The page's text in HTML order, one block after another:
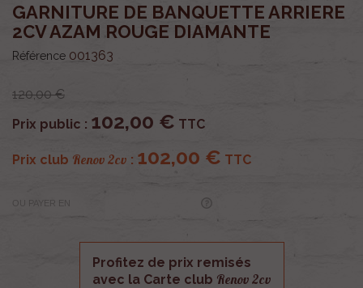
GARNITURE DE BANQUETTE ARRIERE
2CV AZAM ROUGE DIAMANTE
Référence 001363
120,00 €
Prix public : 102,00 € TTC
Prix club Renov 2cv : 102,00 € TTC
OU PAYER EN
Profitez de prix remisés
avec la Carte club Renov 2cv